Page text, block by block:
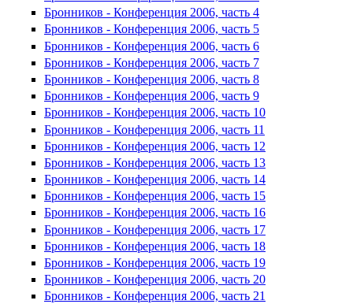
Бронников - Конференция 2006, часть 4
Бронников - Конференция 2006, часть 5
Бронников - Конференция 2006, часть 6
Бронников - Конференция 2006, часть 7
Бронников - Конференция 2006, часть 8
Бронников - Конференция 2006, часть 9
Бронников - Конференция 2006, часть 10
Бронников - Конференция 2006, часть 11
Бронников - Конференция 2006, часть 12
Бронников - Конференция 2006, часть 13
Бронников - Конференция 2006, часть 14
Бронников - Конференция 2006, часть 15
Бронников - Конференция 2006, часть 16
Бронников - Конференция 2006, часть 17
Бронников - Конференция 2006, часть 18
Бронников - Конференция 2006, часть 19
Бронников - Конференция 2006, часть 20
Бронников - Конференция 2006, часть 21